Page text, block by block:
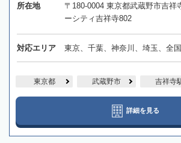
所在地
〒180-0004 東京都武蔵野市吉
ーシティ吉祥寺802
対応エリア 東京、千葉、神奈川、埼玉、全
東京都 武蔵野市 吉祥寺
詳細を見る